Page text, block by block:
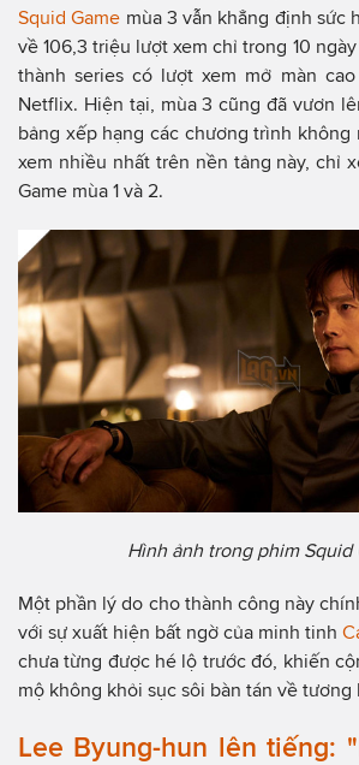
Squid Game mùa 3 vẫn khẳng định sức
về 106,3 triệu lượt xem chỉ trong 10
thành series có lượt xem mở màn
Netflix. Hiện tại, mùa 3 cũng đã vươn
bảng xếp hạng các chương trình
xem nhiều nhất trên nền tảng này, chỉ
Game mùa 1 và 2.
Hình ảnh trong phim Squid
Một phần lý do cho thành công này
với sự xuất hiện bất ngờ của minh tinh
chưa từng được hé lộ trước đó, khiến
mộ không khỏi sục sôi bàn tán về tương
Lee Byung-hun lên tiếng: